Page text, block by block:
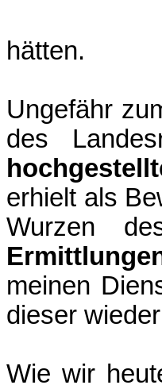
hätten.
Ungefähr
des
erhielt als
Wurzen
meinen
dieser
Wie wir